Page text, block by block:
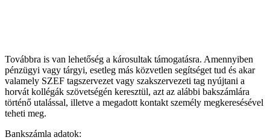
Továbbra is van lehetőség a károsultak támogatásra. Amennyiben
pénzügyi vagy tárgyi, esetleg más közvetlen segítséget tud és akar
valamely SZEF tagszervezet vagy szakszervezeti tag nyújtani a
horvát kollégák szövetségén keresztül, azt az alábbi bakszámlára
történő utalással, illetve a megadott kontakt személy megkeresésével
teheti meg.
Bankszámla adatok: